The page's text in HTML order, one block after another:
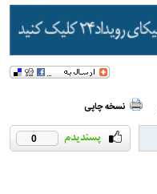
نسخه چاپی
0